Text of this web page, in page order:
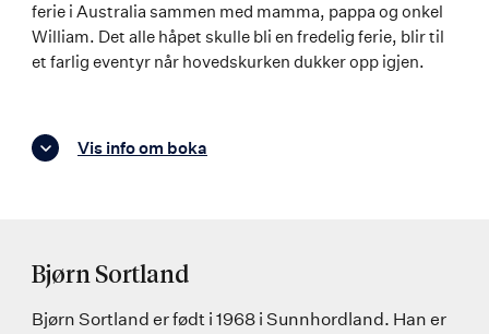
ferie i Australia sammen med mamma, pappa og onkel
William. Det alle håpet skulle bli en fredelig ferie, blir til
et farlig eventyr når hovedskurken dukker opp igjen.
Vis info om boka
Bjørn Sortland
Bjørn Sortland er født i 1968 i Sunnhordland. Han er